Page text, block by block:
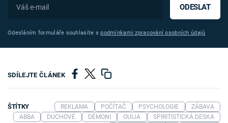
ODESLAT
Odesláním formuláře souhlasíte spodmínkami zpracování osobních údajů
SDÍLEJTE ČLÁNEK
ŠTÍTKY REKLAMA POČÍTAČ PSYCHOLOGIE
ZÁBAVA
ABBA
DUCHOVÉ DÉMONI OUIJA
SPIRITISTICKÁ DESKA